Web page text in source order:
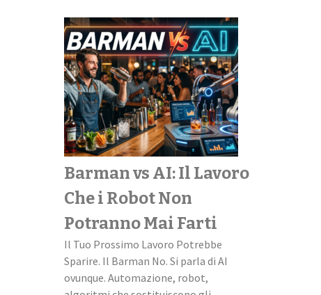
Barman vs AI: Il Lavoro
Che i Robot Non
Potranno Mai Farti
Il Tuo Prossimo Lavoro Potrebbe
Sparire. Il Barman No. Si parla di AI
ovunque. Automazione, robot,